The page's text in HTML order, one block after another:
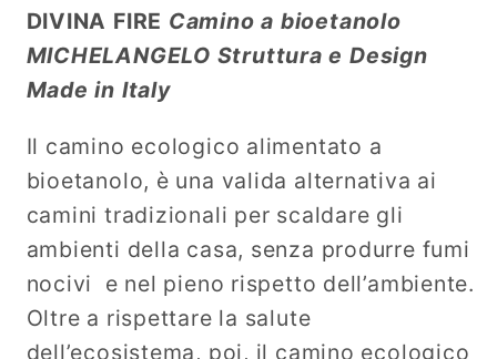
bianco
Made
in
Italy
Michelangelo
96x36x90h
bianco
Made
in
Italy
Michelangelo
96x36x90h
DIVINA FIRE Camino a bioetanolo
MICHELANGELO Struttura e Design
Made in Italy
Il camino ecologico alimentato a
bioetanolo, è una valida alternativa ai
camini tradizionali per scaldare gli
ambienti della casa, senza produrre fumi
nocivi e nel pieno rispetto dell’ambiente.
Oltre a rispettare la salute
dell’ecosistema, poi, il camino ecologico